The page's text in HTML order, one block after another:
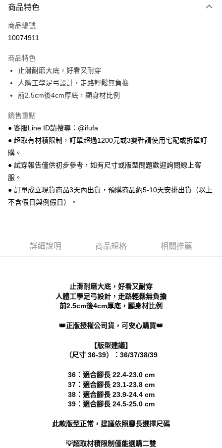
LINE Pay
Apple Pay
悠遊付
Google Pay
全盈+PAY
AFTEE先享後付
相關說明
【關於「AFTEE先享後付」】
AFTEE先享後付是「在收到商品之後才付款」的支付方式。 讓您購物簡單
１．簡單：不需註冊會員、不需綁卡、不需儲值。
２．便利：只要手機號碼，簡訊認證，即可結帳。
３．安心：先確認商品／服務後，再付款。
【「AFTEE先享後付」結帳流程】
ATM／網路銀行／等多元方式進行付款，方視為交易完成。
※ 交易是否成功請以「AFTEE先享後付 」之結帳頁面顯示為準，若有關於
是否繳費成功／繳費後需取消欲退款等相關疑問，請聯繫「AFTEE先享後付
https://netprotections.freshdesk.com/support/home
１．透過由恩沛科技股份有限公司提供之「AFTEE先享後付」服務完成之交
權轉讓予恩沛科技股份有限公司。
２．關於個人資料處理事宜，請瀏覽以下網址：
３．未成年的使用者請事先徵得法定代理人或監護人之同意方可使用
「AFTEE先享後付」，若未經同意申辦者引起之損失，本公司不負相關責
４．使用「AFTEE先享後付」時，將依據個別帳號之用戶狀況，依本公司即
時審查核予不同之上限額度；若仍有額度不足之情形，本公司將視審查結果
５．嚴禁一人註冊多個帳號或使用他人資訊註冊。若發現惡意使用之情形，
ATM付款
全家 取貨付款
每筆NT$70，滿NT$999(含以上)免運費
7-11 取貨付款
每筆NT$70，滿NT$999(含以上)免運費
每筆NT$90，滿NT$999(含以上)免運費
商品特色
商品編號
10074911
商品特色
止滑耐磨大底，好看又耐穿
人體工學足弓設計，走路輕鬆無負擔
前2.5cm後4cm厚底，顯身材比例
銷售重點
● 客服Line ID請搜尋：@ifufa
● 超取有材積限制，訂單超過1200元或3雙鞋請使用宅配或拆單訂
購。
● 試穿報告僅供初步參考，如有尺寸或版型問題歡迎詢問線上客
服。
● 訂單成立現貨商品3天內出貨，預購商品約5-10天安排出貨（以上
不含假日與例假日）。
詳細說明 商品規格 相關推薦
止滑耐磨大底，好看又耐穿
人體工學足弓設計，走路輕鬆無負擔
前2.5cm後4cm厚底，顯身材比例
👑正版授權公司貨，可安心購買👑
【版型建議】
（尺寸 36-39）：36/37/38/39
36：適合腳長 22.4-23.0 cm
37：適合腳長 23.1-23.8 cm
38：適合腳長 23.9-24.4 cm
39：適合腳長 24.5-25.0 cm
此款版型正常，建議依照腳長選擇尺碼
💡超取材積限制僅能選購二雙